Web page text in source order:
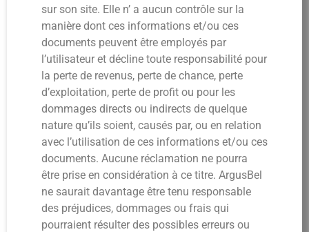
sur son site. Elle n’ a aucun contrôle sur la
manière dont ces informations et/ou ces
documents peuvent être employés par
l’utilisateur et décline toute responsabilité pour
la perte de revenus, perte de chance, perte
d’exploitation, perte de profit ou pour les
dommages directs ou indirects de quelque
nature qu’ils soient, causés par, ou en relation
avec l’utilisation de ces informations et/ou ces
documents. Aucune réclamation ne pourra
être prise en considération à ce titre. ArgusBel
ne saurait davantage être tenu responsable
des préjudices, dommages ou frais qui
pourraient résulter des possibles erreurs ou